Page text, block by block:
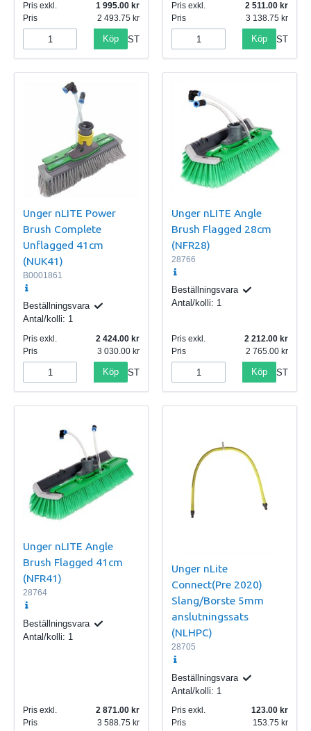
Pris exkl.
1 995.00
Pris
2 493.75
Köp ST
Pris exkl.
2 511.00
Pris
3 138.75
Köp ST
Unger nLITE Power
Brush Complete
Unflagged 41cm
(NUK41)
B0001861
Beställningsvara
Antal/kolli: 1
Pris exkl.
2 424.00
Pris
3 030.00
Köp ST
Unger nLITE Angle
Brush Flagged 28cm
(NFR28)
28766
Beställningsvara
Antal/kolli: 1
Pris exkl.
2 212.00
Pris
2 765.00
Köp ST
Unger nLITE Angle
Brush Flagged 41cm
(NFR41)
28764
Beställningsvara
Antal/kolli: 1
Pris exkl.
2 871.00
Pris
3 588.75
Unger nLite
Connect(Pre 2020)
Slang/Borste 5mm
anslutningssats
(NLHPC)
28705
Beställningsvara
Antal/kolli: 1
Pris exkl.
123.00
Pris
153.75